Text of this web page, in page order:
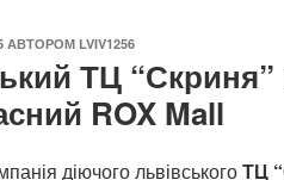
АВТОРОМ LVIV1256
ТЦ
ROX Mall
діючого львівськогоТЦ